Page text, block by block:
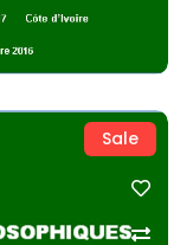
Sale